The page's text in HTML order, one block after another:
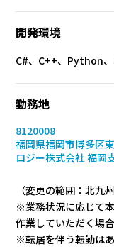
開発環境
C#、C++、Python
勤務地
8120008
福岡県福岡市博多区
ロジー株式会社 福岡
（変更の範囲：北九
※業務状況に応じて
作業していただく場合
※転居を伴う転勤はあ